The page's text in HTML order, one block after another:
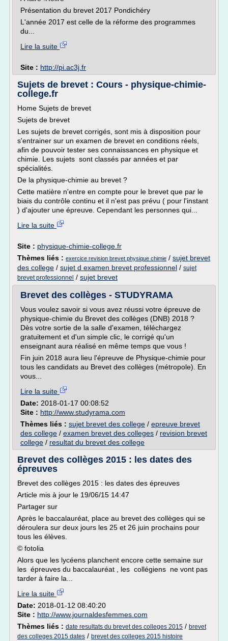
Présentation du brevet 2017 Pondichéry
L'année 2017 est celle de la réforme des programmes
du...
Lire la suite
Site : http://pi.ac3j.fr
Sujets de brevet : Cours - physique-chimie-
college.fr
Home Sujets de brevet
Sujets de brevet
Les sujets de brevet corrigés, sont mis à disposition pour
s'entrainer sur un examen de brevet en conditions réels,
afin de pouvoir tester ses connaissances en physique et
chimie. Les sujets sont classés par années et par
spécialités.
De la physique-chimie au brevet ?
Cette matière n'entre en compte pour le brevet que par le
biais du contrôle continu et il n'est pas prévu ( pour l'instant
) d'ajouter une épreuve. Cependant les personnes qui...
Lire la suite
Site : physique-chimie-college.fr
Thèmes liés : exercice revision brevet physique chimie / sujet brevet
des college / sujet d examen brevet professionnel / sujet
brevet professionnel / sujet brevet
Brevet des collèges - STUDYRAMA
Vous voulez savoir si vous avez réussi votre épreuve de
physique-chimie du Brevet des collèges (DNB) 2018 ?
Dès votre sortie de la salle d'examen, téléchargez
gratuitement et d'un simple clic, le corrigé qu'un
enseignant aura réalisé en même temps que vous !
Fin juin 2018 aura lieu l'épreuve de Physique-chimie pour
tous les candidats au Brevet des collèges (métropole). En
vous...
Lire la suite
Date: 2018-01-17 00:08:52
Site : http://www.studyrama.com
Thèmes liés : sujet brevet des college / epreuve brevet
des college / examen brevet des colleges / revision brevet
college / resultat du brevet des college
Brevet des collèges 2015 : les dates des
épreuves
Brevet des collèges 2015 : les dates des épreuves
Article mis à jour le 19/06/15 14:47
Partager sur
Après le baccalauréat, place au brevet des collèges qui se
déroulera sur deux jours les 25 et 26 juin prochains pour
tous les élèves.
© fotolia
Alors que les lycéens planchent encore cette semaine sur
les épreuves du baccalauréat , les collégiens ne vont pas
tarder à faire la...
Lire la suite
Date: 2018-01-12 08:40:20
Site : http://www.journaldesfemmes.com
Thèmes liés : date resultats du brevet des colleges 2015 / brevet
des colleges 2015 dates / brevet des colleges 2015 histoire